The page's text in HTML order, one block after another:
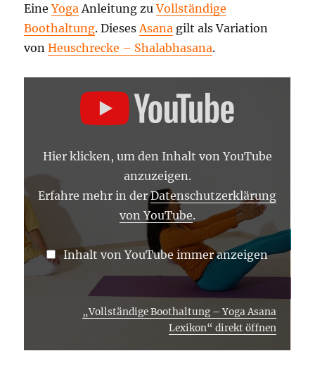
EineYoga Anleitung zuVollständige
Boothaltung. Dieses Asana gilt als Variation
vonHeuschrecke – Shalabhasana.
„VOLLSTÄNDIGE
BOOTHALTUNG
VON
YOUTUBE
Hier klicken, um den Inhalt von YouTube
anzuzeigen.
Erfahre mehr in derDatenschutzerklärung
von YouTube.
Inhalt von YouTube immer anzeigen
„Vollständige Boothaltung – Yoga Asana
Lexikon“ direkt öffnen